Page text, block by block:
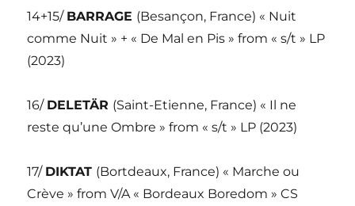
14+15/ BARRAGE (Besançon, France) « Nuit
comme Nuit » + « De Mal en Pis » from « s/t » LP
(2023)
16/ DELETÄR (Saint-Etienne, France) « Il ne
reste qu’une Ombre » from « s/t » LP (2023)
17/ DIKTAT (Bortdeaux, France) « Marche ou
Crève » from V/A « Bordeaux Boredom » CS